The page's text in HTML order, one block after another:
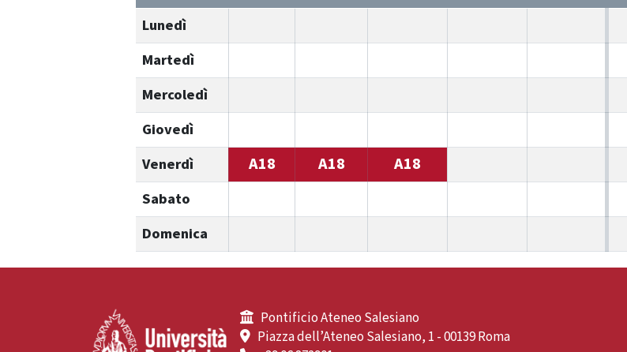
Lunedì
Martedì
Mercoledì
Giovedì
Venerdì
A18 A18 A18
Sabato
Domenica
Pontificio Ateneo Salesiano
Piazza dell’Ateneo Salesiano, 1 - 00139 Roma